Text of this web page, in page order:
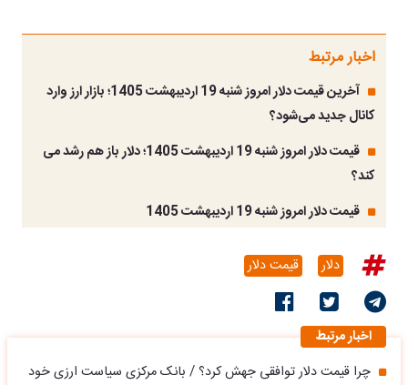
اخبار مرتبط
آخرین قیمت دلار امروز شنبه 19 اردیبهشت 1405؛ بازار ارز وارد
کانال جدید می‌شود؟
قیمت دلار امروز شنبه 19 اردیبهشت 1405؛ دلار باز هم رشد می
کند؟
قیمت دلار امروز شنبه 19 اردیبهشت 1405
دلار قیمت دلار
اخبار مرتبط
چرا قیمت دلار توافقی جهش کرد؟ / بانک مرکزی سیاست ارزی خود